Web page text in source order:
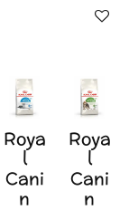
In
Roya
l
Cani
n
Roya
l
Cani
n